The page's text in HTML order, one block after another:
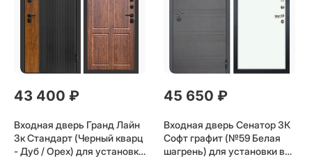
43 400 ₽
Входная дверь Гранд Лайн
3к Стандарт (Черный кварц
- Дуб / Орех) для установки
45 650 ₽
Входная дверь Сенатор 3К
Софт графит (№59 Белая
шагрень) для установки в